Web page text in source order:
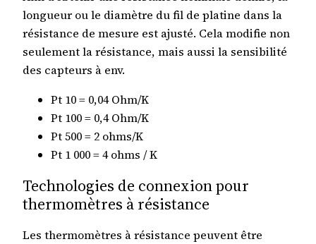
longueur ou le diamètre du fil de platine dans la
résistance de mesure est ajusté. Cela modifie non
seulement la résistance, mais aussi la sensibilité
des capteurs à env.
Pt 10 = 0,04 Ohm/K
Pt 100 = 0,4 Ohm/K
Pt 500 = 2 ohms/K
Pt 1 000 = 4 ohms / K
Technologies de connexion pour
thermomètres à résistance
Les thermomètres à résistance peuvent être